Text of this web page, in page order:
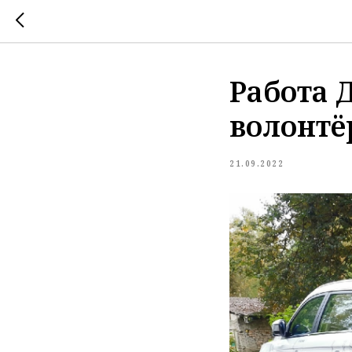
Работа
21.09.2022